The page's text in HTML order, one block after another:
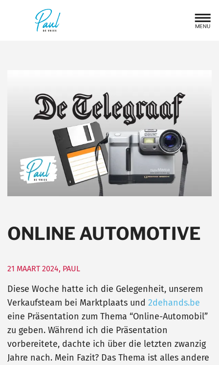
ONLINE AUTOMOTIVE
21 MAART 2024, PAUL
Diese Woche hatte ich die Gelegenheit, unserem
Verkaufsteam bei Marktplaats und 2dehands.be
eine Präsentation zum Thema “Online-Automobil”
zu geben. Während ich die Präsentation
vorbereitete, dachte ich über die letzten zwanzig
Jahre nach. Mein Fazit? Das Thema ist alles andere